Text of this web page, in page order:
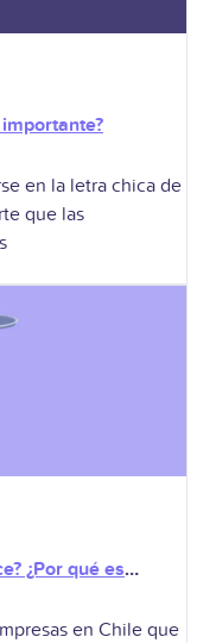
en la letra chica de
que las
¿Por qué es
en Chile que